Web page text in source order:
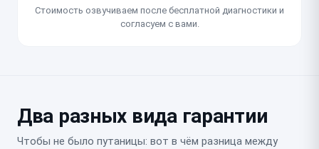
Стоимость озвучиваем после бесплатной диагностики и
согласуем с вами.
Два разных вида гарантии
Чтобы не было путаницы: вот в чём разница между